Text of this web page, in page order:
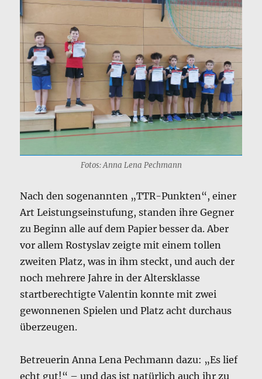
Fotos: Anna Lena Pechmann
Nach den sogenannten „TTR-Punkten“, einer
Art Leistungseinstufung, standen ihre Gegner
zu Beginn alle auf dem Papier besser da. Aber
vor allem Rostyslav zeigte mit einem tollen
zweiten Platz, was in ihm steckt, und auch der
noch mehrere Jahre in der Altersklasse
startberechtigte Valentin konnte mit zwei
gewonnenen Spielen und Platz acht durchaus
überzeugen.
Betreuerin Anna Lena Pechmann dazu: „Es lief
echt gut!“ – und das ist natürlich auch ihr zu